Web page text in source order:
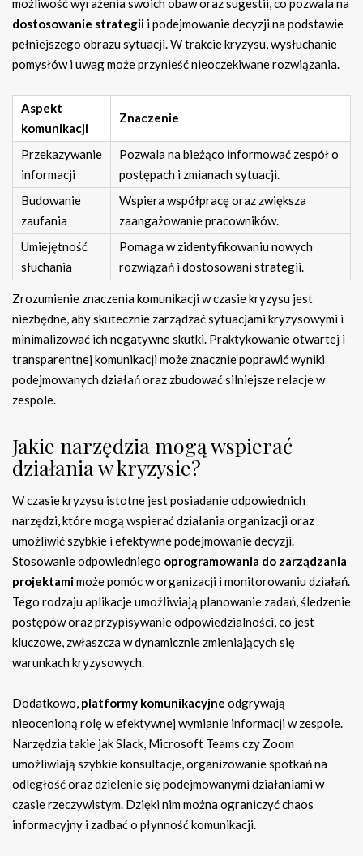
możliwość wyrażenia swoich obaw oraz sugestii, co pozwala na
dostosowanie strategii i podejmowanie decyzji na podstawie
pełniejszego obrazu sytuacji. W trakcie kryzysu, wysłuchanie
pomysłów i uwag może przynieść nieoczekiwane rozwiązania.
Aspekt
komunikacji
Znaczenie
Przekazywanie
informacji
Pozwala na bieżąco informować zespół o
postępach i zmianach sytuacji.
Budowanie
zaufania
Wspiera współpracę oraz zwiększa
zaangażowanie pracowników.
Umiejętność
słuchania
Pomaga w zidentyfikowaniu nowych
rozwiązań i dostosowani strategii.
Zrozumienie znaczenia komunikacji w czasie kryzysu jest
niezbędne, aby skutecznie zarządzać sytuacjami kryzysowymi i
minimalizować ich negatywne skutki. Praktykowanie otwartej i
transparentnej komunikacji może znacznie poprawić wyniki
podejmowanych działań oraz zbudować silniejsze relacje w
zespole.
Jakie narzędzia mogą wspierać
działania w kryzysie?
W czasie kryzysu istotne jest posiadanie odpowiednich
narzędzi, które mogą wspierać działania organizacji oraz
umożliwić szybkie i efektywne podejmowanie decyzji.
Stosowanie odpowiedniego oprogramowania do zarządzania
projektamimoże pomóc w organizacji i monitorowaniu działań.
Tego rodzaju aplikacje umożliwiają planowanie zadań, śledzenie
postępów oraz przypisywanie odpowiedzialności, co jest
kluczowe, zwłaszcza w dynamicznie zmieniających się
warunkach kryzysowych.
Dodatkowo, platformy komunikacyjne odgrywają
nieocenioną rolę w efektywnej wymianie informacji w zespole.
Narzędzia takie jak Slack, Microsoft Teams czy Zoom
umożliwiają szybkie konsultacje, organizowanie spotkań na
odległość oraz dzielenie się podejmowanymi działaniami w
czasie rzeczywistym. Dzięki nim można ograniczyć chaos
informacyjny i zadbać o płynność komunikacji.